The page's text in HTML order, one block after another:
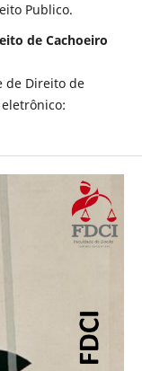
Publico.
de Cachoeiro
de Direito de